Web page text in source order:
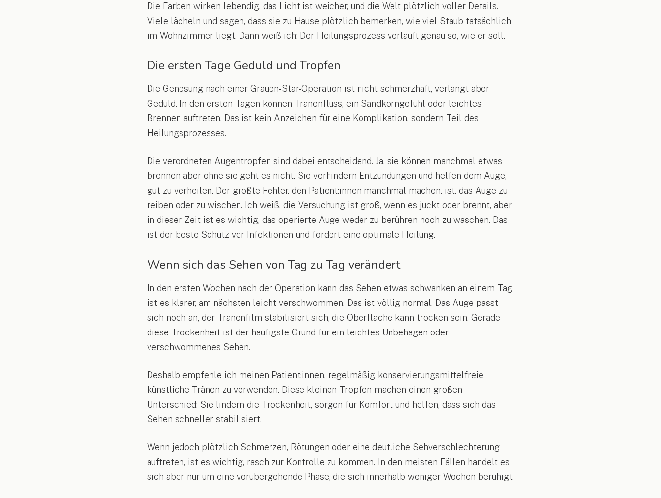
Die Farben wirken lebendig, das Licht ist weicher, und die Welt plötzlich voller Details.
Viele lächeln und sagen, dass sie zu Hause plötzlich bemerken, wie viel Staub tatsächlich
im Wohnzimmer liegt. Dann weiß ich: Der Heilungsprozess verläuft genau so, wie er soll.
Die ersten Tage Geduld und Tropfen
Die Genesung nach einer Grauen-Star-Operation ist nicht schmerzhaft, verlangt aber
Geduld. In den ersten Tagen können Tränenfluss, ein Sandkorngefühl oder leichtes
Brennen auftreten. Das ist kein Anzeichen für eine Komplikation, sondern Teil des
Heilungsprozesses.
Die verordneten Augentropfen sind dabei entscheidend. Ja, sie können manchmal etwas
brennen aber ohne sie geht es nicht. Sie verhindern Entzündungen und helfen dem Auge,
gut zu verheilen. Der größte Fehler, den Patient:innen manchmal machen, ist, das Auge zu
reiben oder zu wischen. Ich weiß, die Versuchung ist groß, wenn es juckt oder brennt, aber
in dieser Zeit ist es wichtig, das operierte Auge weder zu berühren noch zu waschen. Das
ist der beste Schutz vor Infektionen und fördert eine optimale Heilung.
Wenn sich das Sehen von Tag zu Tag verändert
In den ersten Wochen nach der Operation kann das Sehen etwas schwanken an einem Tag
ist es klarer, am nächsten leicht verschwommen. Das ist völlig normal. Das Auge passt
sich noch an, der Tränenfilm stabilisiert sich, die Oberfläche kann trocken sein. Gerade
diese Trockenheit ist der häufigste Grund für ein leichtes Unbehagen oder
verschwommenes Sehen.
Deshalb empfehle ich meinen Patient:innen, regelmäßig konservierungsmittelfreie
künstliche Tränen zu verwenden. Diese kleinen Tropfen machen einen großen
Unterschied: Sie lindern die Trockenheit, sorgen für Komfort und helfen, dass sich das
Sehen schneller stabilisiert.
Wenn jedoch plötzlich Schmerzen, Rötungen oder eine deutliche Sehverschlechterung
auftreten, ist es wichtig, rasch zur Kontrolle zu kommen. In den meisten Fällen handelt es
sich aber nur um eine vorübergehende Phase, die sich innerhalb weniger Wochen beruhigt.